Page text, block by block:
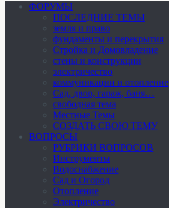
ФОРУМЫ
ПОСЛЕДНИЕ ТЕМЫ
земля и право
фундаменты и перекрытия
Стройка и Домовладение
стены и конструкции
электричество
коммуникации и отопление
Cад, двор, гараж, баня…
свободная тема
Местные Темы
СОЗДАТЬ СВОЮ ТЕМУ
ВОПРОСЫ
РУБРИКИ ВОПРОСОВ
Инструменты
Водоснабжение
Сад и Огород
Отопление
Электричество